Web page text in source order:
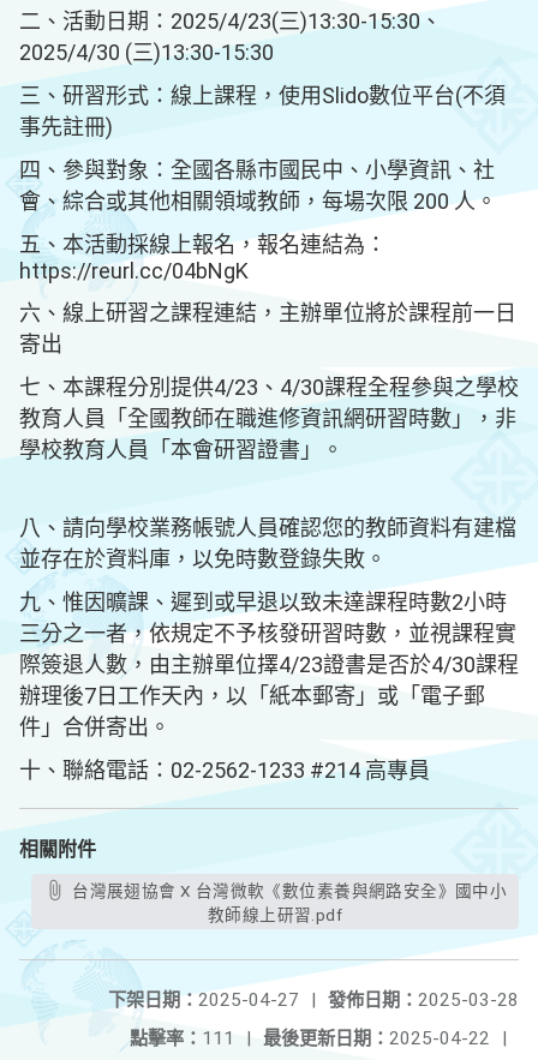
二、活動日期：2025/4/23(三)13:30-15:30、
2025/4/30 (三)13:30-15:30
三、研習形式：線上課程，使用Slido數位平台(不須
事先註冊)
四、參與對象：全國各縣市國民中、小學資訊、社
會、綜合或其他相關領域教師，每場次限 200 人。
五、本活動採線上報名，報名連結為：
https://reurl.cc/04bNgK
六、線上研習之課程連結，主辦單位將於課程前一日
寄出
七、本課程分別提供4/23、4/30課程全程參與之學校
教育人員「全國教師在職進修資訊網研習時數」，非
學校教育人員「本會研習證書」。
八、請向學校業務帳號人員確認您的教師資料有建檔
並存在於資料庫，以免時數登錄失敗。
九、惟因曠課、遲到或早退以致未達課程時數2小時
三分之一者，依規定不予核發研習時數，並視課程實
際簽退人數，由主辦單位擇4/23證書是否於4/30課程
辦理後7日工作天內，以「紙本郵寄」或「電子郵
件」合併寄出。
十、聯絡電話：02-2562-1233 #214 高專員
相關附件
教師線上研習.pdf
發佈日期： 2025-03-28
下架日期：2025-04-27
|
最後更新日期： 2025-04-22 |
點擊率： 111 |